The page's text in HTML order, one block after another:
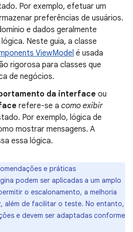
Por exemplo, efetuar um
preferências de usuários.
e dados geralmente
Neste guia, a classe
ViewModel é usada
rigorosa para classes que
de negócios.
da interface ou
refere-se a como exibir
Por exemplo, lógica de
mostrar mensagens. A
essa lógica.
e práticas
podem ser aplicadas a um amplo
o escalonamento, a melhoria
além de facilitar o teste. No entanto,
e devem ser adaptadas conforme